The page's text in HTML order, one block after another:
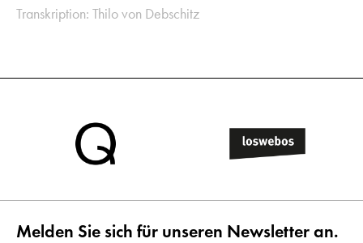
Transkription: Thilo von Debschitz
Melden Sie sich für unseren Newsletter an.